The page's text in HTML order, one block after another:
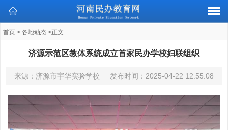
首页 > 各地动态 >正文
济源示范区教体系统成立首家民办学校妇联组织
来源：济源市宇华实验学校 发布时间： 2025-04-22 12:55:08